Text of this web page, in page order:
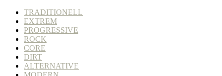
TRADITIONELL
EXTREM
PROGRESSIVE
ROCK
CORE
DIRT
ALTERNATIVE